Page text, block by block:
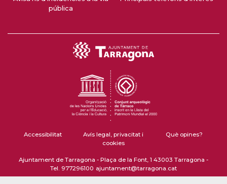
pública
Accessibilitat
Avís legal, privacitat i
cookies
Què opines?
Ajuntament de Tarragona - Plaça de la Font, 1 43003 Tarragona -
Tel. 977296100 ajuntament@tarragona.cat